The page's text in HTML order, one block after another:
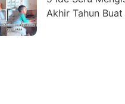
Akhir Tahun